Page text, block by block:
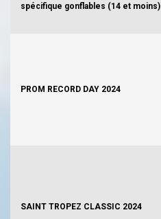
spécifique gonflables (14 et moins)
PROM RECORD DAY 2024
SAINT TROPEZ CLASSIC 2024